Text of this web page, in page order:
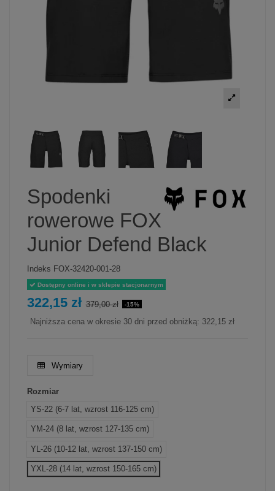
Spodenki
rowerowe FOX
Junior Defend Black
Indeks FOX-32420-001-28
Dostępny online i w sklepie stacjonarnym
322,15 zł 379,00 zł -15%
Najniższa cena w okresie 30 dni przed obniżką: 322,15 zł
Wymiary
Rozmiar
YS-22 (6-7 lat, wzrost 116-125 cm)
YM-24 (8 lat, wzrost 127-135 cm)
YL-26 (10-12 lat, wzrost 137-150 cm)
YXL-28 (14 lat, wzrost 150-165 cm)